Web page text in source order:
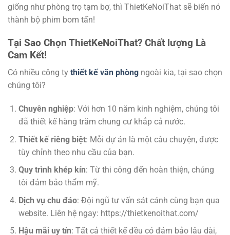
giống như phòng trọ tạm bợ, thì ThietKeNoiThat sẽ biến nó
thành bộ phim bom tấn!
Tại Sao Chọn ThietKeNoiThat? Chất lượng Là
Cam Kết!
Có nhiều công ty thiết kế văn phòng ngoài kia, tại sao chọn
chúng tôi?
Chuyên nghiệp: Với hơn 10 năm kinh nghiệm, chúng tôi
đã thiết kế hàng trăm chung cư khắp cả nước.
Thiết kế riêng biệt: Mỗi dự án là một câu chuyện, được
tùy chỉnh theo nhu cầu của bạn.
Quy trình khép kín: Từ thi công đến hoàn thiện, chúng
tôi đảm bảo thẩm mỹ.
Dịch vụ chu đáo: Đội ngũ tư vấn sát cánh cùng bạn qua
website. Liên hệ ngay: https://thietkenoithat.com/
Hậu mãi uy tín: Tất cả thiết kế đều có đảm bảo lâu dài,